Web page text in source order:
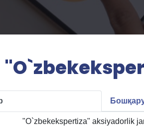
"O`zbekekspertiza" aksiyadorlik